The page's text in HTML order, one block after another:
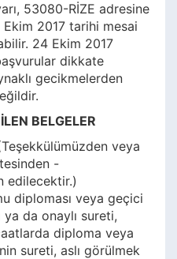
53080-RİZE adresine
2017 tarihi mesai
24 Ekim 2017
dikkate
gecikmelerden
BELGELER
veya
-
edilecektir.)
diploması veya geçici
da onaylı sureti,
diploma veya
sureti, aslı görülmek